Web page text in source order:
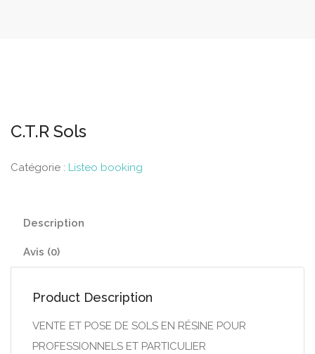
C.T.R Sols
Catégorie : Listeo booking
Description
Avis (0)
Product Description
VENTE ET POSE DE SOLS EN RÉSINE POUR
PROFESSIONNELS ET PARTICULIER